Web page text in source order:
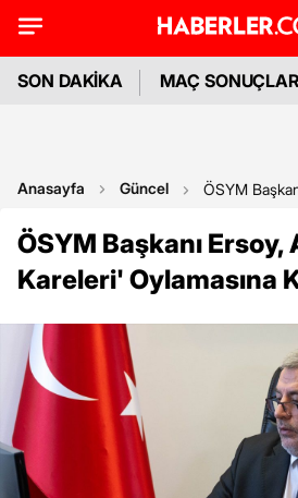
SON DAKİKA MAÇ
Anasayfa Güncel ÖSYM
ÖSYM Başkanı Ersoy,
Kareleri' Oylamasına